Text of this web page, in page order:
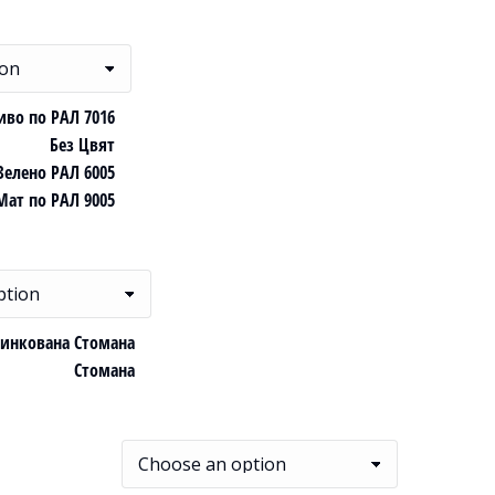
по РАЛ 7016
Без Цвят
РАЛ 6005
по РАЛ 9005
Стомана
Стомана